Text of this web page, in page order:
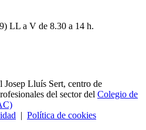
LL a V de 8.30 a 14 h.
Josep Lluís Sert, centro de
del sector del Colegio de
| Política de cookies